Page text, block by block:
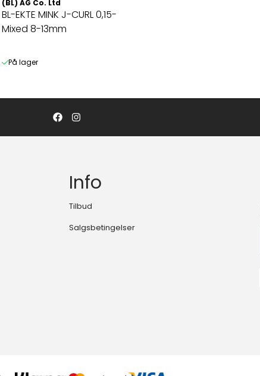
(BL) AG Co. Ltd
BL-EKTE MINK J-CURL 0,15-
Mixed 8-13mm
På lager
Info
Tilbud
Salgsbetingelser